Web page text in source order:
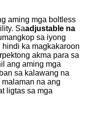
aming mga boltless
Saadjustable na
sa iyong
ka magkakaroon
akma para sa
ang aming mga
sa kalawang na
na ang
ligtas sa mga